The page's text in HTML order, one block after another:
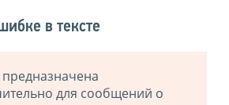
в тексте
для сообщений о